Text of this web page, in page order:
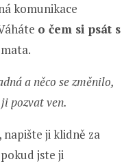
komunikace
o čem si psát s
a něco se změnilo,
pozvat ven.
ji klidně za
jste ji